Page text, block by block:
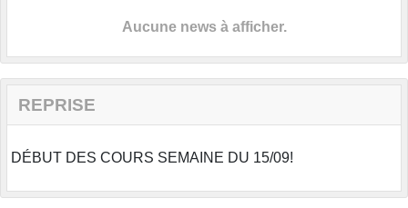
Aucune news à afficher.
REPRISE
DÉBUT DES COURS SEMAINE DU 15/09!